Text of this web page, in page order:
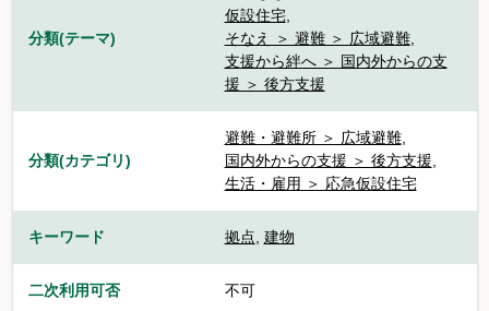
分類(テーマ)
仮設住宅,
そなえ ＞ 避難 ＞ 広域避難,
支援から絆へ ＞ 国内外からの支
援 ＞ 後方支援
分類(カテゴリ)
避難・避難所 ＞ 広域避難,
国内外からの支援 ＞ 後方支援
生活・雇用 ＞ 応急仮設住宅
キーワード 拠点 建物
二次利用可否 不可